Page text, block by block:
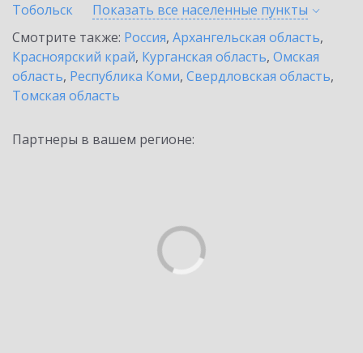
Тобольск
Показать все населенные пункты
Смотрите также: Россия, Архангельская область,
Красноярский край, Курганская область, Омская
область, Республика Коми, Свердловская область,
Томская область
Партнеры в вашем регионе: